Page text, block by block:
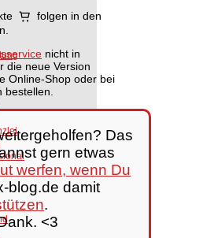
folgen in den
nicht in
die neue Version
Online-Shop oder bei
Das
gern etwas
werfen, wenn Du
blog.de damit
.
<3